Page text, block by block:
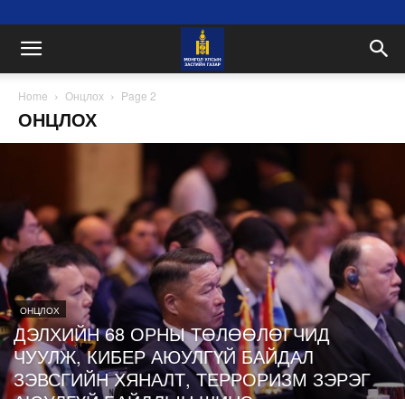
Home Онцлох Page 2
ОНЦЛОХ
ОНЦЛОХ
ДЭЛХИЙН 68 ОРНЫ ТӨЛӨӨЛӨГЧИД
ЧУУЛЖ, КИБЕР АЮУЛГҮЙ БАЙДАЛ
ЗЭВСГИЙН ХЯНАЛТ, ТЕРРОРИЗМ ЗЭРЭГ